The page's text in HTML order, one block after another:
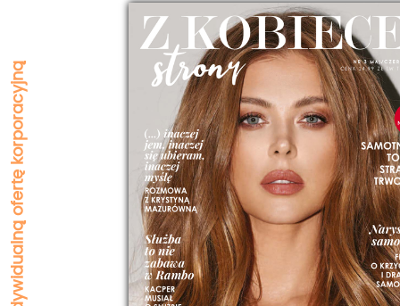
Zapytaj o indywidualną ofertę korporacyjną